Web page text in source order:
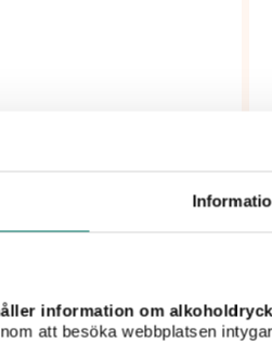
information om
att besöka webbplatsen
på mousserande viner till